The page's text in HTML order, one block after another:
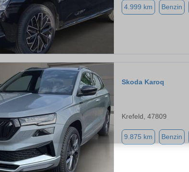
4.999 km Benzin
Skoda Karoq
Krefeld, 47809
9.875 km Benzin